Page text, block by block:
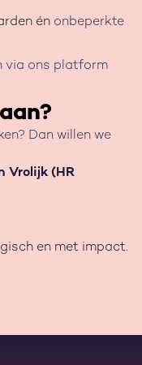
én onbeperkte
via ons platform
Dan willen we
Vrolijk (HR
en met impact.